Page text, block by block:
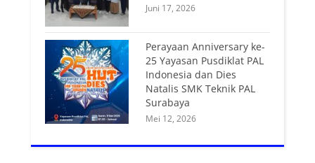
Juni 17, 2026
Perayaan Anniversary ke-
25 Yayasan Pusdiklat PAL
Indonesia dan Dies
Natalis SMK Teknik PAL
Surabaya
Mei 12, 2026